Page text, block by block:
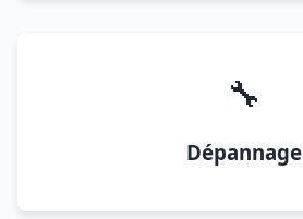
🔧
Dépannage